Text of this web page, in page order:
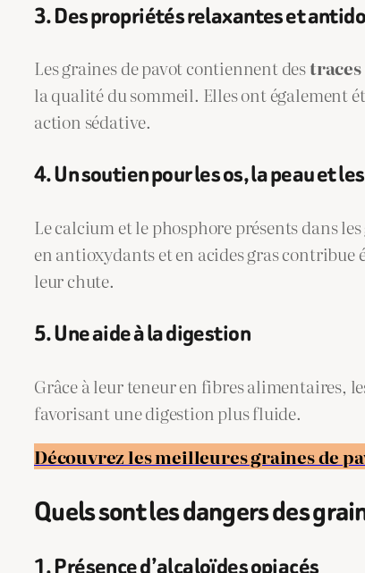
3. Des propriétés relaxantes et
Les graines de pavot contiennent des
la qualité du sommeil. Elles ont également
action sédative.
4. Un soutien pour les os, la peau et
Le calcium et le phosphore présents dans les
en antioxydants et en acides gras
leur chute.
5. Une aide à la digestion
Grâce à leur teneur en fibres alimentaires,
favorisant une digestion plus fluide.
Découvrez les meilleures graines de
Quels sont les dangers des